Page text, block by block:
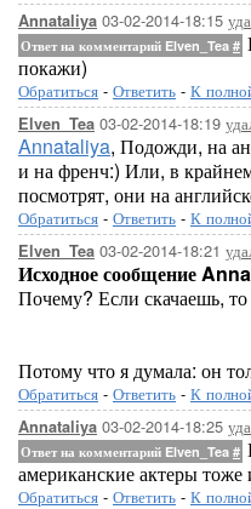
Annataliya 03-02-2014-18:15
Ответ на комментарий Elven_Tea #
покажи)
Обратиться - Ответить - К
Elven_Tea 03-02-2014-18:19
Annataliya, Подожди, на
и на френч:) Или, в
посмотрят, они на
Обратиться - Ответить - К
Elven_Tea 03-02-2014-18:21
Исходное сообщение
Почему? Если скачаешь,
Потому что я думала: он
Обратиться - Ответить - К
Annataliya 03-02-2014-18:25
Ответ на комментарий Elven_Tea #
американские актеры
Обратиться - Ответить - К